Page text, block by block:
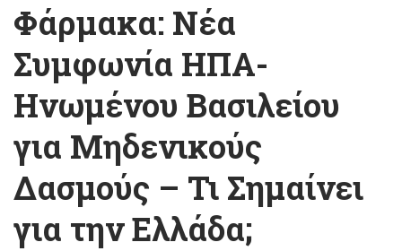
Φάρμακα: Νέα
Συμφωνία ΗΠΑ-
Ηνωμένου Βασιλείου
για Μηδενικούς
Δασμούς – Τι Σημαίνει
για την Ελλάδα;